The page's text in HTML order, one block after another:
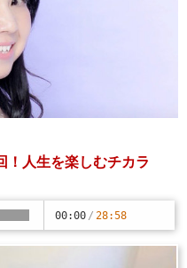
！人生を楽しむチカラ
00:00 / 28:58